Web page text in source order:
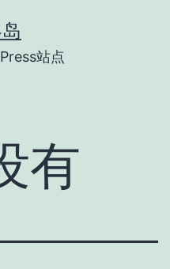
站点
有